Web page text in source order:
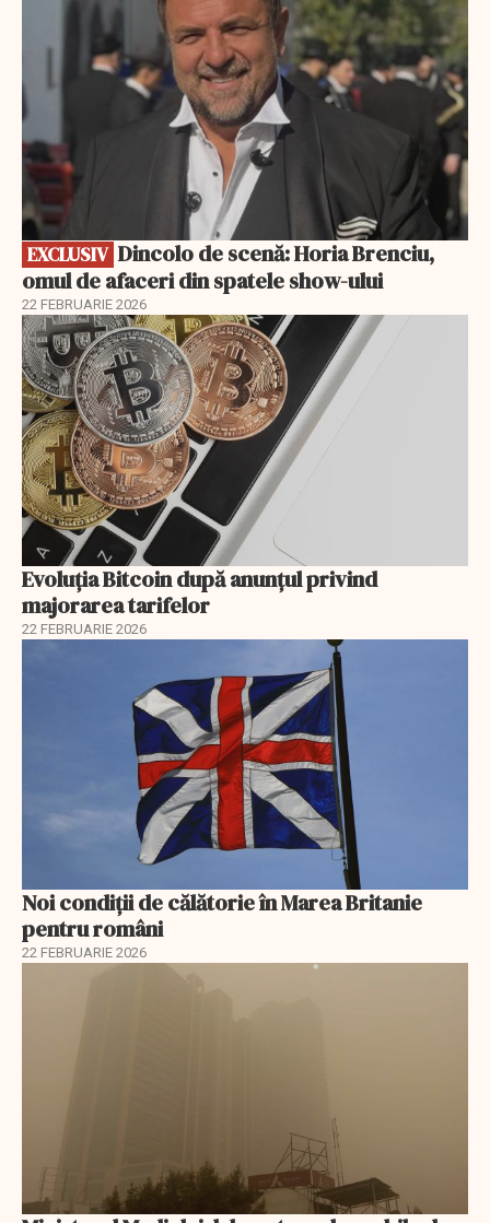
EXCLUSIV
omul de afaceri din spatele show-ului
22 FEBRUARIE 2026
Evoluția Bitcoin după anunțul privind
majorarea tarifelor
22 FEBRUARIE 2026
Noi condiții de călătorie în Marea Britanie
pentru români
22 FEBRUARIE 2026